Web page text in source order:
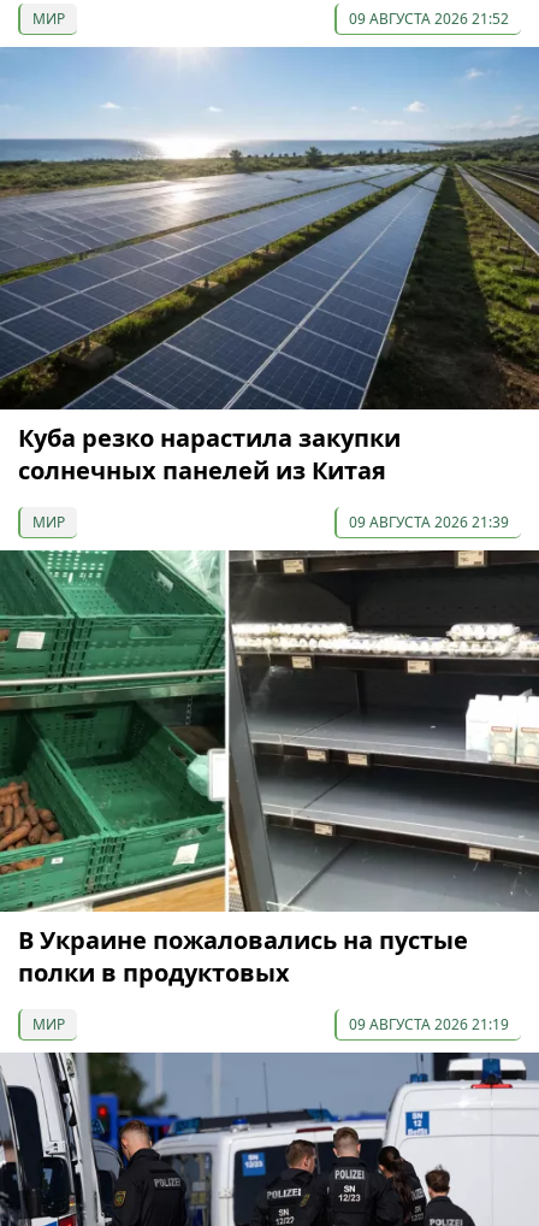
МИР 09 АВГУСТА 2026 21:52
Куба резко нарастила закупки
солнечных панелей из Китая
МИР 09 АВГУСТА 2026 21:39
В Украине пожаловались на пустые
полки в продуктовых
МИР 09 АВГУСТА 2026 21:19